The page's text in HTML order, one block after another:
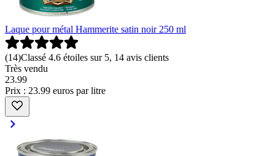
Laque pour métal Hammerite satin noir 250 ml
(14)Classé 4.6 étoiles sur 5, 14 avis clients
Très vendu
23.99
Prix : 23.99 euros par litre